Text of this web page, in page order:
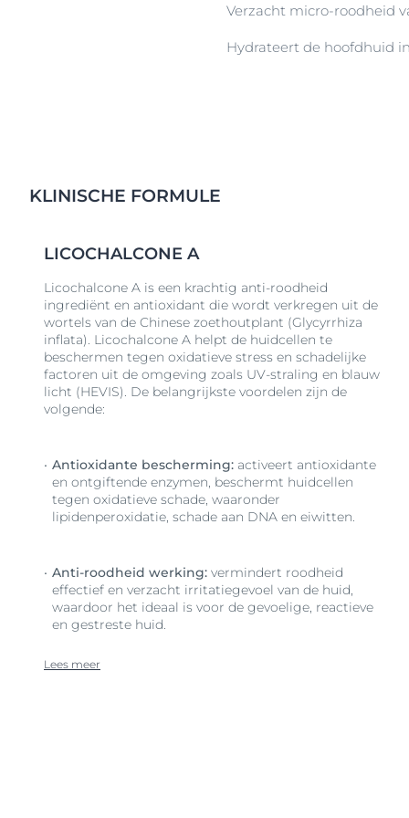
Verzacht micro-roodheid
Hydrateert de hoofdhuid
KLINISCHE FORMULE
LICOCHALCONE A
Licochalcone A is een krachtig anti-roodheid
ingrediënt en antioxidant die wordt verkregen uit de
wortels van de Chinese zoethoutplant (Glycyrrhiza
inflata). Licochalcone A helpt de huidcellen te
beschermen tegen oxidatieve stress en schadelijke
factoren uit de omgeving zoals UV-straling en blauw
licht (HEVIS). De belangrijkste voordelen zijn de
volgende:
Antioxidante bescherming: activeert antioxidante
en ontgiftende enzymen, beschermt huidcellen
tegen oxidatieve schade, waaronder
lipidenperoxidatie, schade aan DNA en eiwitten.
Anti-roodheid werking: vermindert roodheid
effectief en verzacht irritatiegevoel van de huid,
waardoor het ideaal is voor de gevoelige, reactieve
en gestreste huid.
Lees meer